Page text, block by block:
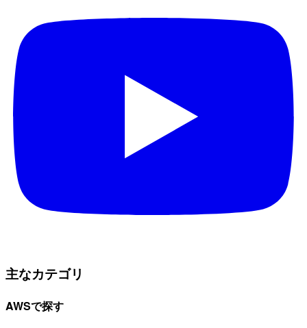
主なカテゴリ
AWSで探す